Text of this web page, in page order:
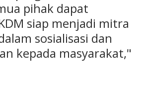
pihak dapat
siap menjadi mitra
sosialisasi dan
kepada masyarakat,"